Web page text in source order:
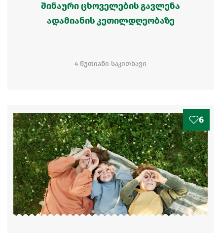
შინაური ცხოველების გავლენა
ადამიანის კეთილდღეობაზე
4 წუთიანი საკითხავი
6